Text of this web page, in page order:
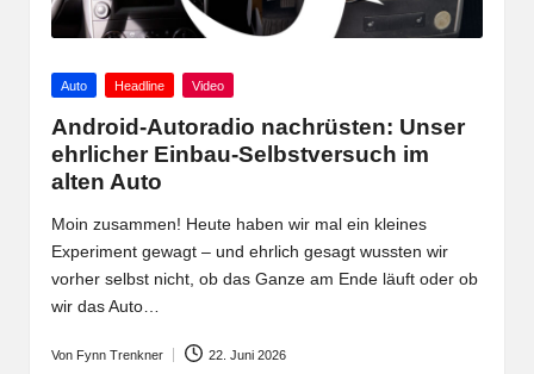
Posted
Auto Headline Video
Android-Autoradio nachrüsten: Unser
ehrlicher Einbau-Selbstversuch im
alten Auto
Moin zusammen! Heute haben wir mal ein kleines
Experiment gewagt – und ehrlich gesagt wussten wir
vorher selbst nicht, ob das Ganze am Ende läuft oder ob
wir das Auto…
Posted
Von Fynn Trenkner 22. Juni 2026